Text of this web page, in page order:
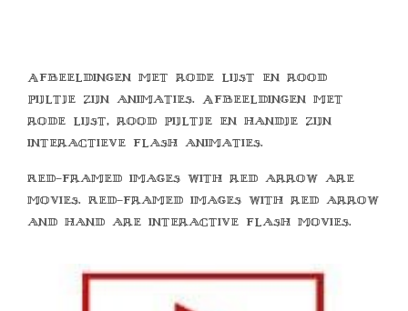
Afbeeldingen met rode lijst en rood
pijltje zijn animaties. Afbeeldingen met
rode lijst, rood pijltje en handje zijn
interactieve flash animaties.
Red-framed images with red arrow are
movies. Red-framed images with red arrow
and hand are interactive flash movies.